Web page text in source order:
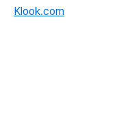
Klook.com